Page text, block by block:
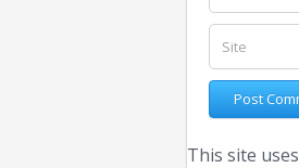
This site